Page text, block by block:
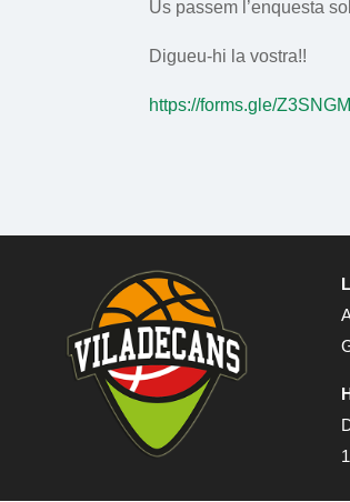
Us passem l’enquesta
Digueu-hi la vostra!!
https://forms.gle/